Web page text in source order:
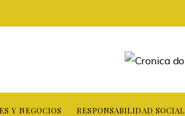
Y NEGOCIOS RESPONSABILIDAD SOCIAL